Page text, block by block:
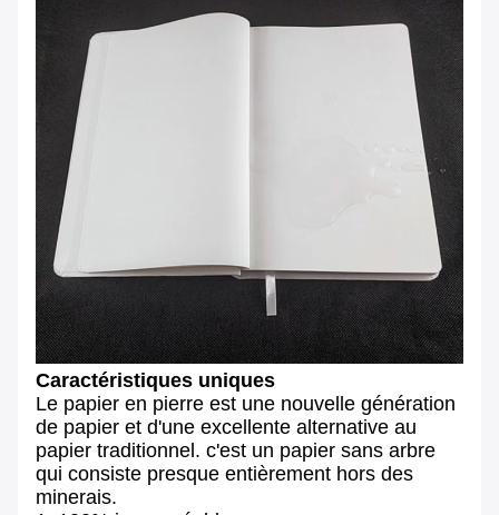
Caractéristiques uniques
Le papier en pierre est une nouvelle génération
de papier et d'une excellente alternative au
papier traditionnel. c'est un papier sans arbre
qui consiste presque entièrement hors des
minerais.